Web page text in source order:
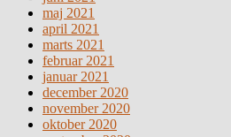
maj 2021
april 2021
marts 2021
februar 2021
januar 2021
december 2020
november 2020
oktober 2020